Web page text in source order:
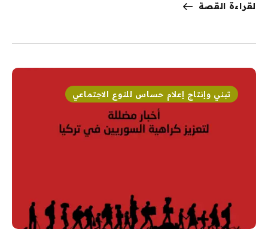
لقراءة القصة
تبني وإنتاج إعلام حساس للنوع الاجتماعي